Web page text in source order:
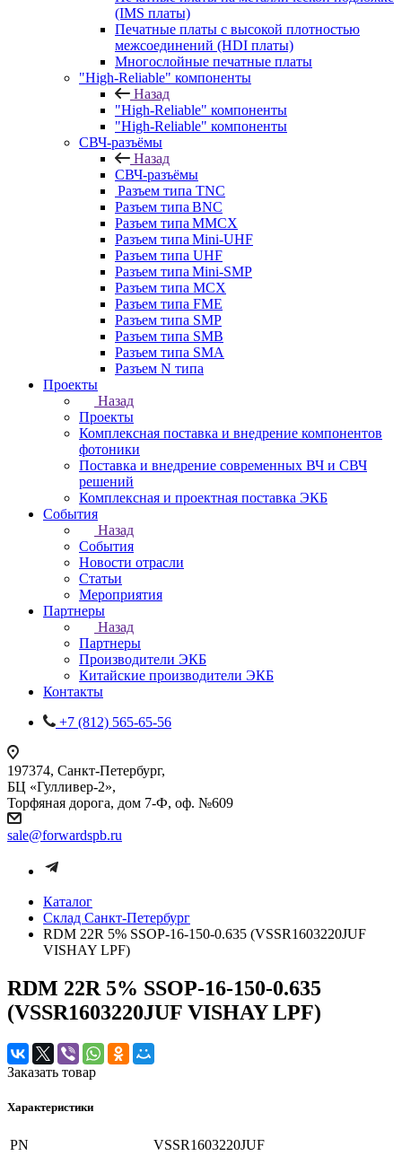
(IMS платы)
Печатные платы с высокой плотностью
межсоединений (HDI платы)
Многослойные печатные платы
"High-Reliable" компоненты
Назад
"High-Reliable" компоненты
"High-Reliable" компоненты
СВЧ-разъёмы
Назад
СВЧ-разъёмы
Разъем типа TNC
Разъем типа BNC
Разъем типа MMCX
Разъем типа Mini-UHF
Разъем типа UHF
Разъем типа Mini-SMP
Разъем типа MCX
Разъем типа FME
Разъем типа SMP
Разъем типа SMB
Разъем типа SMA
Разъем N типа
Проекты
Назад
Проекты
Комплексная поставка и внедрение компонентов
фотоники
Поставка и внедрение современных ВЧ и СВЧ
решений
Комплексная и проектная поставка ЭКБ
События
Назад
События
Новости отрасли
Статьи
Мероприятия
Партнеры
Назад
Партнеры
Производители ЭКБ
Китайские производители ЭКБ
Контакты
+7 (812) 565-65-56
197374, Санкт-Петербург,
БЦ «Гулливер-2»,
Торфяная дорога, дом 7-Ф, оф. №609
sale@forwardspb.ru
Каталог
Cклад Санкт-Петербург
RDM 22R 5% SSOP-16-150-0.635 (VSSR1603220JUF
VISHAY LPF)
RDM 22R 5% SSOP-16-150-0.635
(VSSR1603220JUF VISHAY LPF)
Заказать товар
Характеристики
PN
VSSR1603220JUF